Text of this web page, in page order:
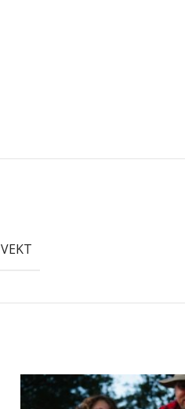
VEKT